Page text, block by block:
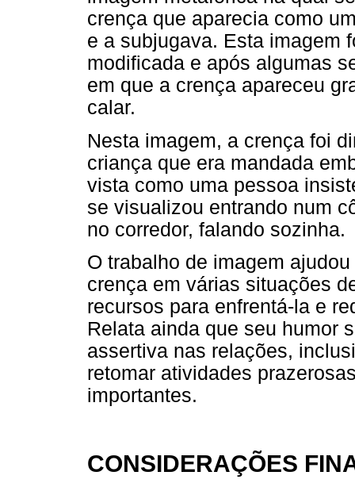
crença que aparecia como
e a subjugava. Esta imagem
modificada e após algumas
em que a crença apareceu
calar.
Nesta imagem, a crença foi
criança que era mandada
vista como uma pessoa
se visualizou entrando num
no corredor, falando sozinha.
O trabalho de imagem
crença em várias situações
recursos para enfrentá-la e
Relata ainda que seu humor
assertiva nas relações,
retomar atividades
importantes.
CONSIDERAÇÕES